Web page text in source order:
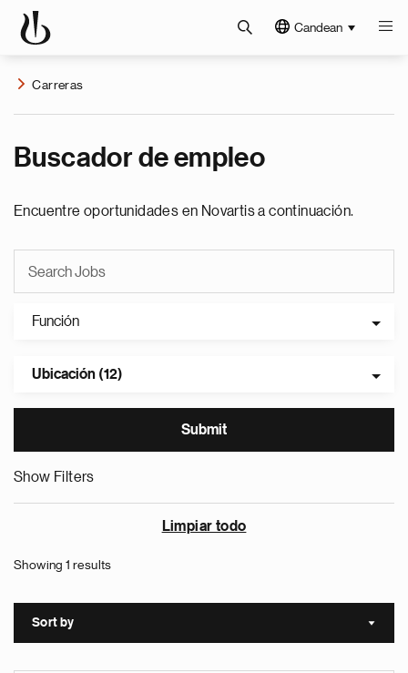
Candean
Carreras
Buscador de empleo
Encuentre oportunidades en Novartis a continuación.
Función
Ubicación (12)
Show Filters
Limpiar todo
Showing 1 results
Sort by Sort